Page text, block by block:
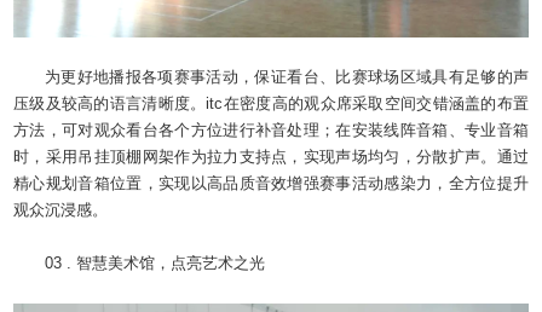
为更好地播报各项赛事活动，保证看台、比赛球场区域具有足够的声
压级及较高的语言清晰度。itc在密度高的观众席采取空间交错涵盖的布置
方法，可对观众看台各个方位进行补音处理；在安装线阵音箱、专业音箱
时，采用吊挂顶棚网架作为拉力支持点，实现声场均匀，分散扩声。通过
精心规划音箱位置，实现以高品质音效增强赛事活动感染力，全方位提升
观众沉浸感。
03 . 智慧美术馆，点亮艺术之光